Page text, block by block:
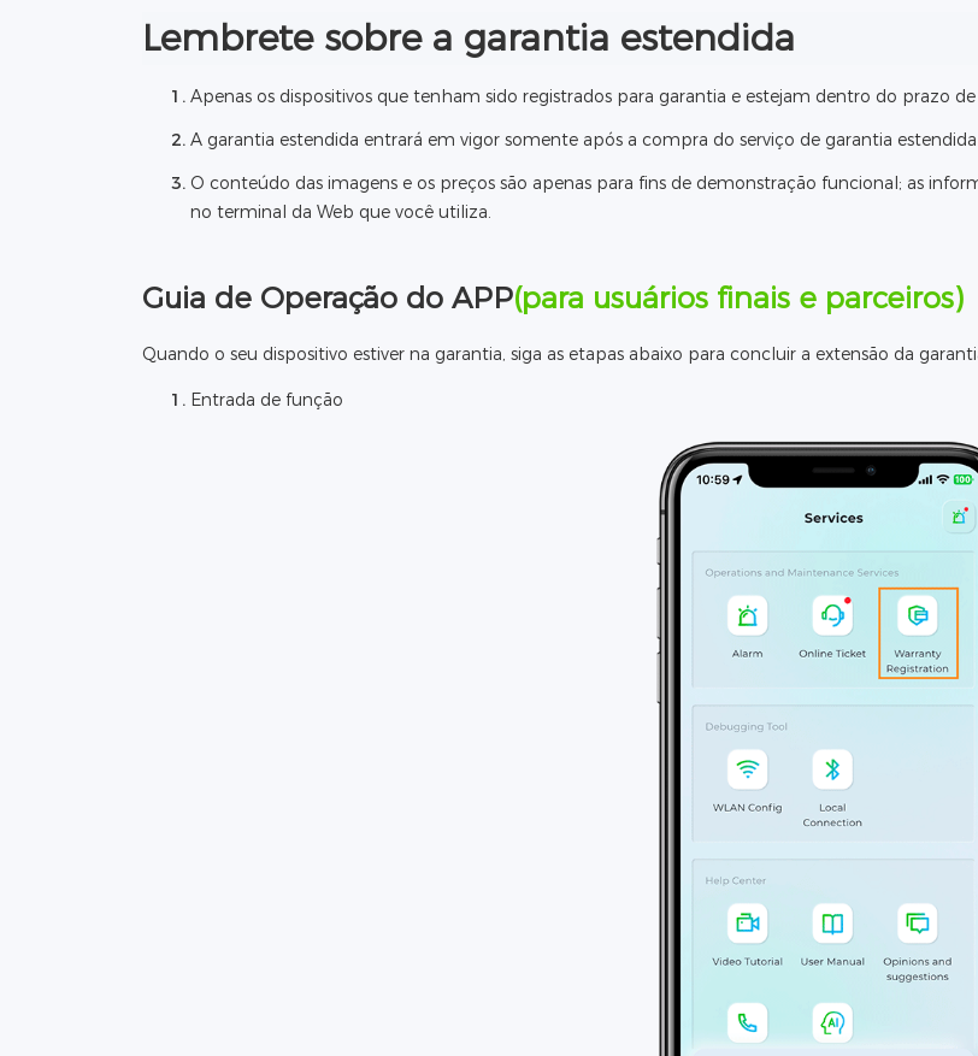
Lembrete sobre a garantia estendida
Apenas os dispositivos que tenham sido registrados para garantia e estejam dentro do prazo
A garantia estendida entrará em vigor somente após a compra do serviço de garantia
O conteúdo das imagens e os preços são apenas para fins de demonstração funcional; as
no terminal da Web que você utiliza.
Guia de Operação do APP(para usuários finais e parceiros)
Quando o seu dispositivo estiver na garantia, siga as etapas abaixo para concluir a extensão da
Entrada de função